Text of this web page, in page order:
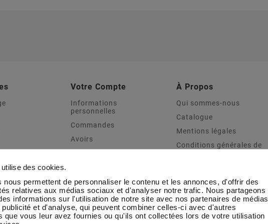
Votre Compte
Informations
personnelles
Commandes
Avoirs
Mes alertes
À Propos
Qui sommes-nous
Catalogue
Mentions légales
Conditions générales de
Contactez-nous
Blog CMC Trophées
des cookies.
nous permettent de personnaliser le contenu et les annonces, d'offrir des
relatives aux médias sociaux et d'analyser notre trafic. Nous partageons
informations sur l'utilisation de notre site avec nos partenaires de médias
et d'analyse, qui peuvent combiner celles-ci avec d'autres
que vous leur avez fournies ou qu'ils ont collectées lors de votre utilisation